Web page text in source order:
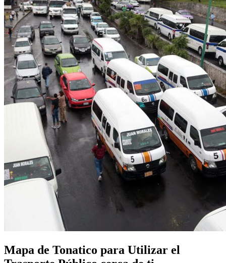
Mapa de Tonatico para Utilizar el